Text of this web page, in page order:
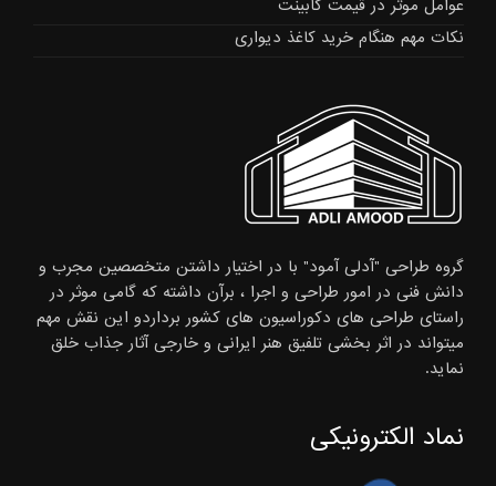
عوامل موثر در قیمت کابینت
نکات مهم هنگام خرید کاغذ دیواری
گروه طراحی "آدلی آمود" با در اختیار داشتن متخصصین مجرب و
دانش فنی در امور طراحی و اجرا ، برآن داشته که گامی موثر در
راستای طراحی های دکوراسیون های کشور برداردو این نقش مهم
میتواند در اثر بخشی تلفیق هنر ایرانی و خارجی آثار جذاب خلق
نماید.
نماد الکترونیکی